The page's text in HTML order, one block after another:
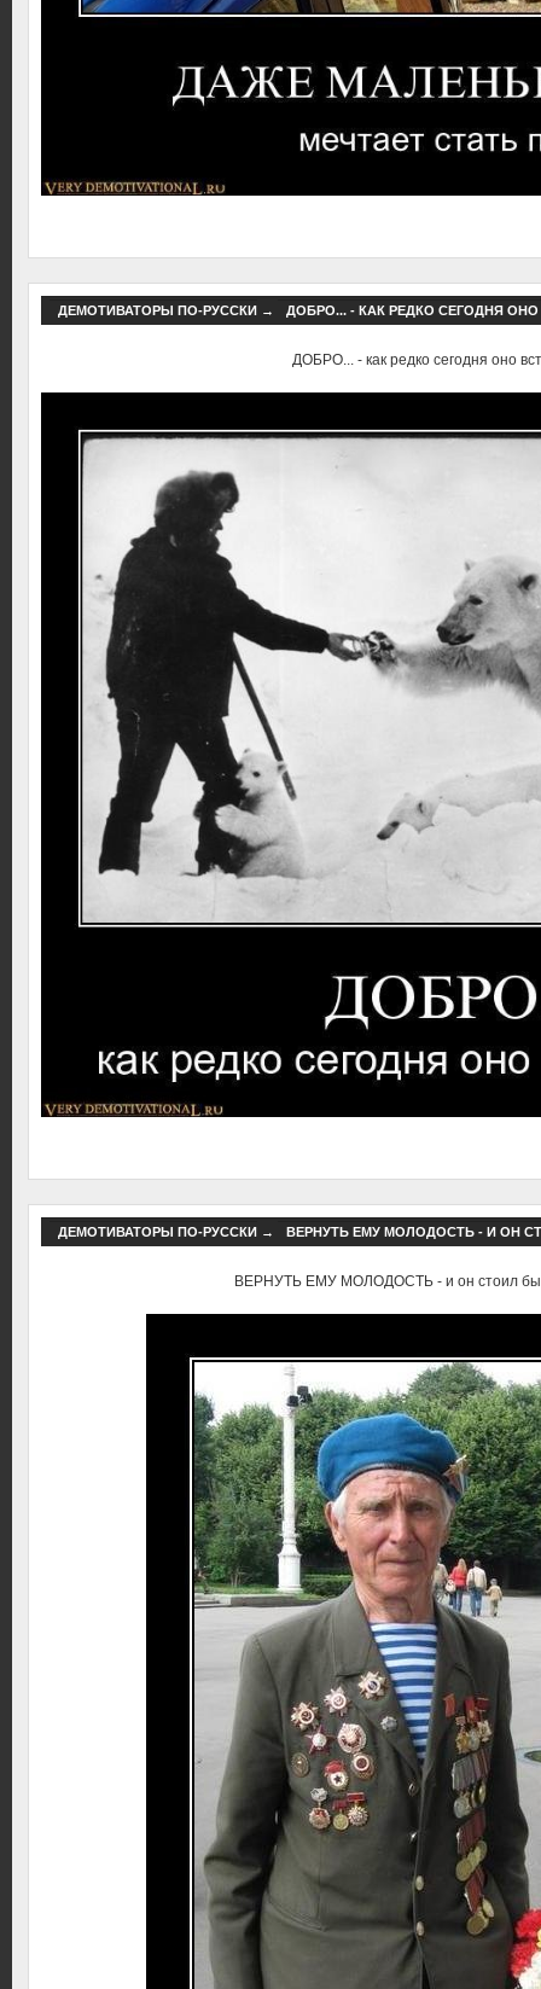
ДЕМОТИВАТОРЫ ПО-РУССКИ→ ДОБРО... - КАК РЕДКО СЕГОДНЯ ОНО
ДОБРО... - как редко сегодня оно
ДЕМОТИВАТОРЫ ПО-РУССКИ→ ВЕРНУТЬ ЕМУ МОЛОДОСТЬ - И ОН
ВЕРНУТЬ ЕМУ МОЛОДОСТЬ - и он стоил бы